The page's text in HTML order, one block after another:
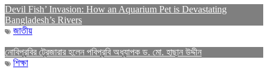
Devil Fish’ Invasion: How an Aquarium Pet is Devastating
Bangladesh’s Rivers
জাতীয়
নোবিপ্রবির ট্রেজারার হলেন পবিপ্রবি অধ্যাপক ড. মো. হাছান উদ্দীন
শিক্ষা